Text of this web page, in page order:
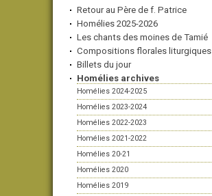
Retour au Père de f. Patrice
Homélies 2025-2026
Les chants des moines de Tamié
Compositions florales liturgiques
Billets du jour
Homélies archives
Homélies 2024-2025
Homélies 2023-2024
Homélies 2022-2023
Homélies 2021-2022
Homélies 20-21
Homélies 2020
Homélies 2019